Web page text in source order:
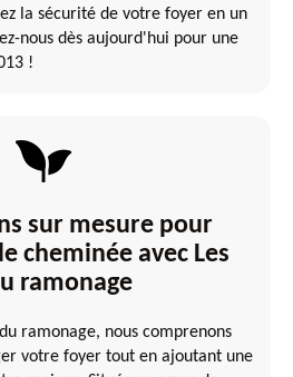
la sécurité de votre foyer en un
nous dès aujourd'hui pour une
!
sur mesure pour
cheminée avec Les
ramonage
ramonage, nous comprenons
votre foyer tout en ajoutant une